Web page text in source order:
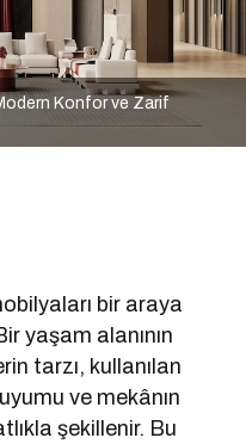
Konfor ve Zarif
bir araya
yaşam alanının
tarzı, kullanılan
ve mekânın
şekillenir. Bu